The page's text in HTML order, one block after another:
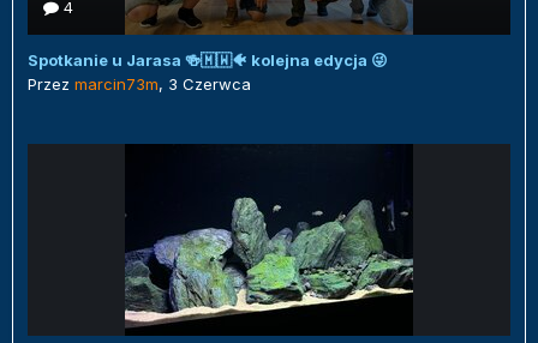
4
Spotkanie u Jarasa 🍻🇲🇼🐠 kolejna edycja 😜
Przez marcin73m, 3 Czerwca